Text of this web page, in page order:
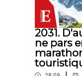
2031.
ne pars